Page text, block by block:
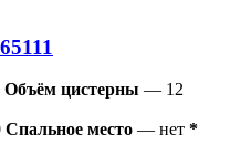
Объём цистерны — 12
Спальное место — нет *